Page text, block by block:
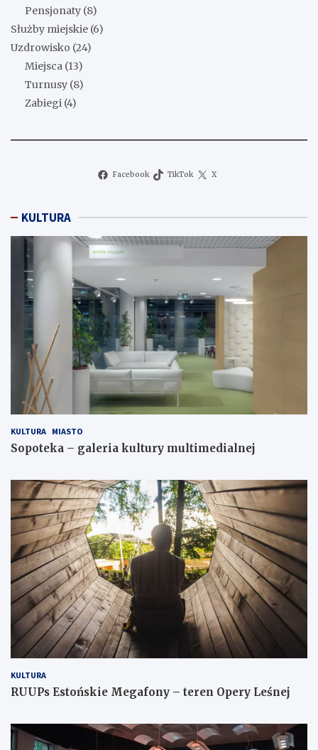
Pensjonaty (8)
Służby miejskie (6)
Uzdrowisko (24)
Miejsca (13)
Turnusy (8)
Zabiegi (4)
Facebook TikTok X
KULTURA
KULTURA MIASTO
Sopoteka – galeria kultury multimedialnej
KULTURA
RUUPs Estońskie Megafony – teren Opery Leśnej